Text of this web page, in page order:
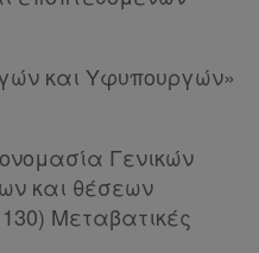
και Υφυπουργών»
Γενικών
και θέσεων
Μεταβατικές